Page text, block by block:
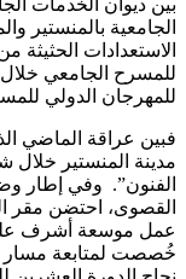
الجامعية بالمنستير
الاستعدادات الحثيثة
للمسرح الجامعي
للمهرجان الدولي
فبين عراقة الماضي
مدينة المنستير خلال
الفنون”. وفي إطار
عمل موسعة أشرف
خُصصت لمتابعة مسار